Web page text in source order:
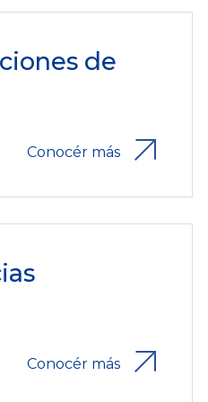
de
Conocér más
Conocér más